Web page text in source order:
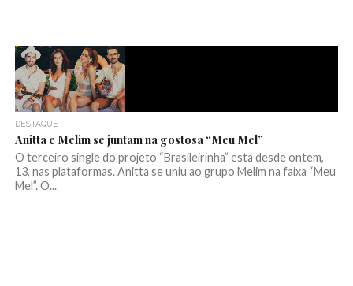
DESTAQUE
Anitta e Melim se juntam na gostosa “Meu Mel”
O terceiro single do projeto “Brasileirinha” está desde ontem,
13, nas plataformas. Anitta se uniu ao grupo Melim na faixa “Meu
Mel”. O...